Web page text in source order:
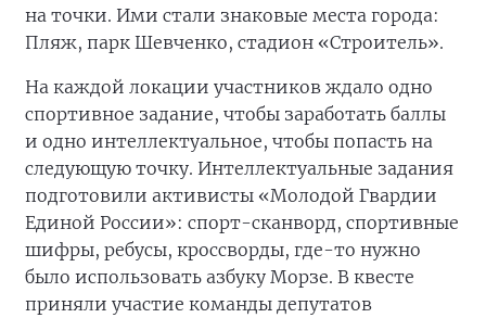
на точки. Ими стали знаковые места города:
Пляж, парк Шевченко, стадион «Строитель».
На каждой локации участников ждало одно
спортивное задание, чтобы заработать баллы
и одно интеллектуальное, чтобы попасть на
следующую точку. Интеллектуальные задания
подготовили активисты «Молодой Гвардии
Единой России»: спорт-сканворд, спортивные
шифры, ребусы, кроссворды, где-то нужно
было использовать азбуку Морзе. В квесте
приняли участие команды депутатов